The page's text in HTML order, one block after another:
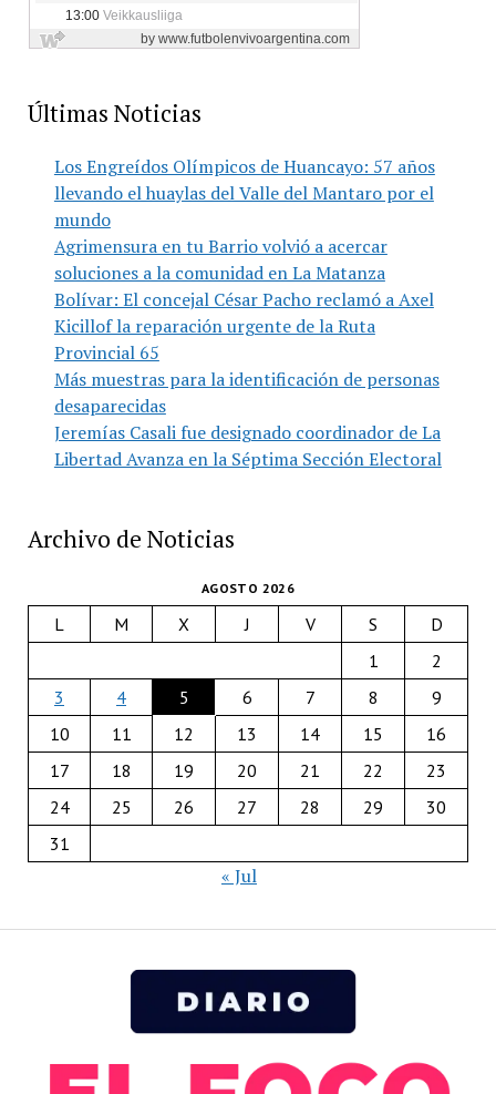
Últimas Noticias
Los Engreídos Olímpicos de Huancayo: 57 años
llevando el huaylas del Valle del Mantaro por el
mundo
Agrimensura en tu Barrio volvió a acercar
soluciones a la comunidad en La Matanza
Bolívar: El concejal César Pacho reclamó a Axel
Kicillof la reparación urgente de la Ruta
Provincial 65
Más muestras para la identificación de personas
desaparecidas
Jeremías Casali fue designado coordinador de La
Libertad Avanza en la Séptima Sección Electoral
Archivo de Noticias
AGOSTO 2026
L M X J V S
D
1
2
3
4 5 6 7 8
9
10
11 12 13 14 15
16
17
18 19 20 21 22
23
24
25 26 27 28 29
30
31
« Jul